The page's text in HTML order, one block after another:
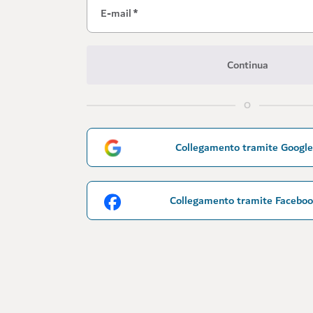
E-mail*
Continua
O
Collegamento tramite Google
Collegamento tramite